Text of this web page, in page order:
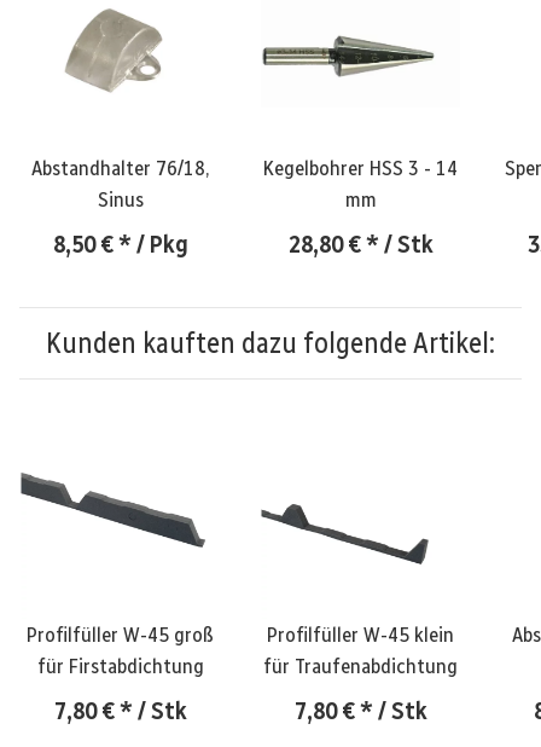
Abstandhalter 76/18,
Sinus
8,50 €* / Pkg
Kegelbohrer HSS 3 - 14
mm
28,80 €* / Stk
Kunden kauften dazu folgende Artikel:
Profilfüller W-45 groß
für Firstabdichtung
7,80 €* / Stk
Profilfüller W-45 klein
für Traufenabdichtung
7,80 €* / Stk